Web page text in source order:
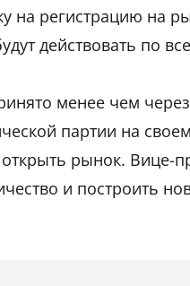
на регистрацию на
действовать по
менее чем
партии на
рынок. Вице-
и построить